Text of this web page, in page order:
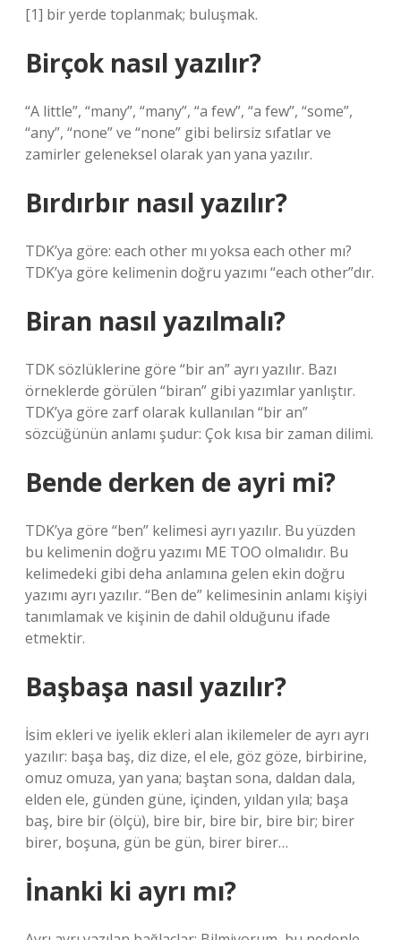
[1] bir yerde toplanmak; buluşmak.
Birçok nasıl yazılır?
“A little”, “many”, “many”, “a few”, “a few”, “some”,
“any”, “none” ve “none” gibi belirsiz sıfatlar ve
zamirler geleneksel olarak yan yana yazılır.
Bırdırbır nasıl yazılır?
TDK’ya göre: each other mı yoksa each other mı?
TDK’ya göre kelimenin doğru yazımı “each other”dır.
Biran nasıl yazılmalı?
TDK sözlüklerine göre “bir an” ayrı yazılır. Bazı
örneklerde görülen “biran” gibi yazımlar yanlıştır.
TDK’ya göre zarf olarak kullanılan “bir an”
sözcüğünün anlamı şudur: Çok kısa bir zaman dilimi.
Bende derken de ayri mi?
TDK’ya göre “ben” kelimesi ayrı yazılır. Bu yüzden
bu kelimenin doğru yazımı ME TOO olmalıdır. Bu
kelimedeki gibi deha anlamına gelen ekin doğru
yazımı ayrı yazılır. “Ben de” kelimesinin anlamı kişiyi
tanımlamak ve kişinin de dahil olduğunu ifade
etmektir.
Başbaşa nasıl yazılır?
İsim ekleri ve iyelik ekleri alan ikilemeler de ayrı ayrı
yazılır: başa baş, diz dize, el ele, göz göze, birbirine,
omuz omuza, yan yana; baştan sona, daldan dala,
elden ele, günden güne, içinden, yıldan yıla; başa
baş, bire bir (ölçü), bire bir, bire bir, bire bir; birer
birer, boşuna, gün be gün, birer birer…
İnanki ki ayrı mı?